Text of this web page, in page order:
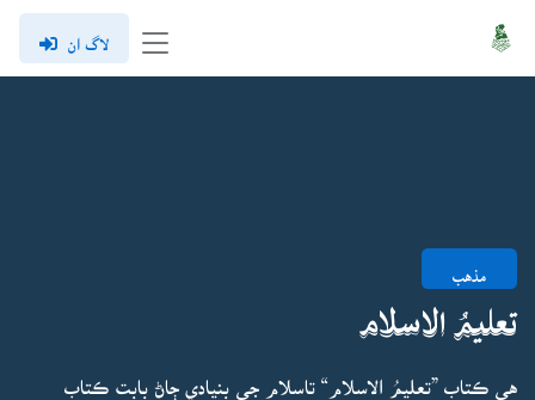
لاگ ان
مذهب
تعليمُ الاسلام
هي ڪتاب ”تعليمُ الاسلام“ تاسلام جي بنيادي ڄاڻ بابت ڪتاب